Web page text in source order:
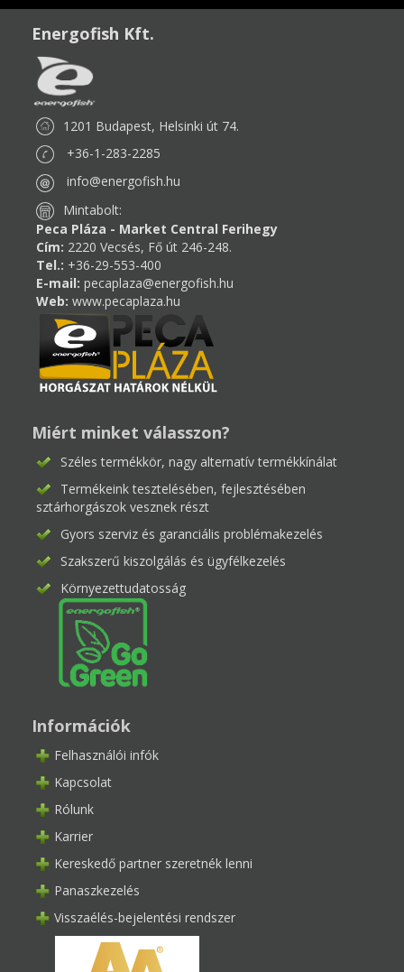
Energofish Kft.
1201 Budapest, Helsinki út 74.
+36-1-283-2285
info@energofish.hu
Mintabolt:
Peca Pláza - Market Central Ferihegy
Cím: 2220 Vecsés, Fő út 246-248.
Tel.: +36-29-553-400
E-mail: pecaplaza@energofish.hu
Web: www.pecaplaza.hu
Miért minket válasszon?
Széles termékkör, nagy alternatív termékkínálat
Termékeink tesztelésében, fejlesztésében
sztárhorgászok vesznek részt
Gyors szerviz és garanciális problémakezelés
Szakszerű kiszolgálás és ügyfélkezelés
Környezettudatosság
Információk
Felhasználói infók
Kapcsolat
Rólunk
Karrier
Kereskedő partner szeretnék lenni
Panaszkezelés
Visszaélés-bejelentési rendszer